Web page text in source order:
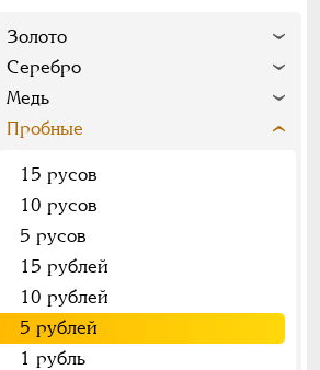
Золото
Серебро
Медь
Пробные
15 русов
10 русов
5 русов
15 рублей
10 рублей
5 рублей
1 рубль